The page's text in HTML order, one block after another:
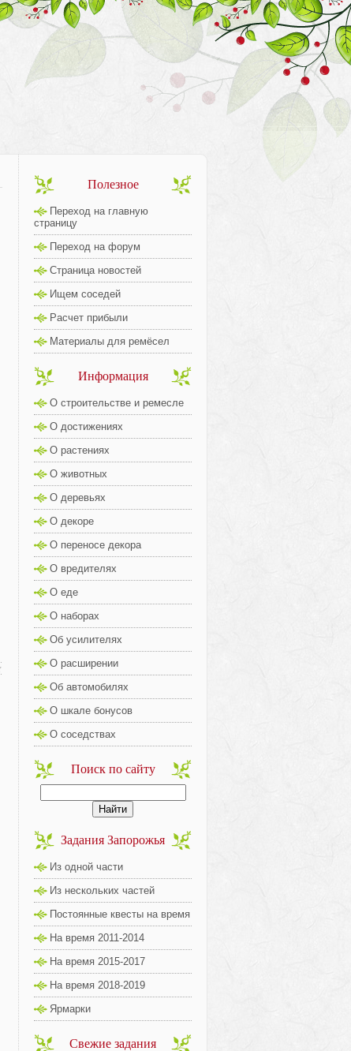
Полезное
Переход на главную
страницу
Переход на форум
Страница новостей
Ищем соседей
Расчет прибыли
Материалы для ремёсел
Информация
О строительстве и ремесле
О достижениях
О растениях
О животных
О деревьях
О декоре
О переносе декора
О вредителях
О еде
О наборах
Об усилителях
О расширении
Об автомобилях
О шкале бонусов
О соседствах
Поиск по сайту
Задания Запорожья
Из одной части
Из нескольких частей
Постоянные квесты на время
На время 2011-2014
На время 2015-2017
На время 2018-2019
Ярмарки
Свежие задания